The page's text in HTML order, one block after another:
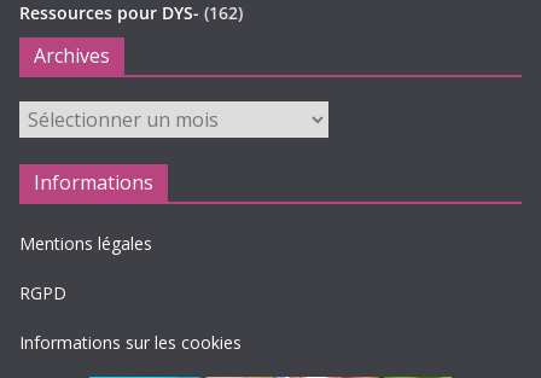
Ressources pour DYS- (162)
Archives
Archives
Informations
Mentions légales
RGPD
Informations sur les cookies